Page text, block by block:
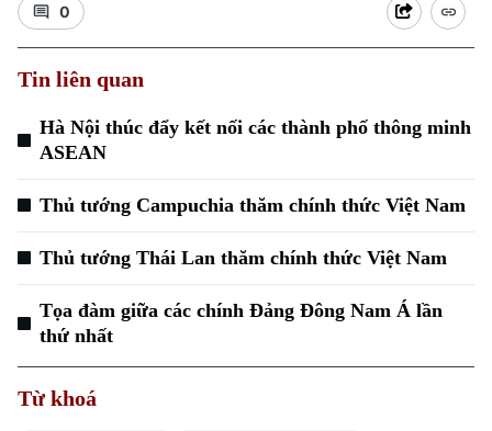
0
Tin liên quan
Hà Nội thúc đẩy kết nối các thành phố thông minh
ASEAN
Thủ tướng Campuchia thăm chính thức Việt Nam
Thủ tướng Thái Lan thăm chính thức Việt Nam
Tọa đàm giữa các chính Đảng Đông Nam Á lần
thứ nhất
Từ khoá